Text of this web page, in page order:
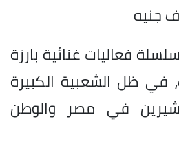
فعاليات غنائية بارزة
في ظل الشعبية الكبيرة
في مصر والوطن